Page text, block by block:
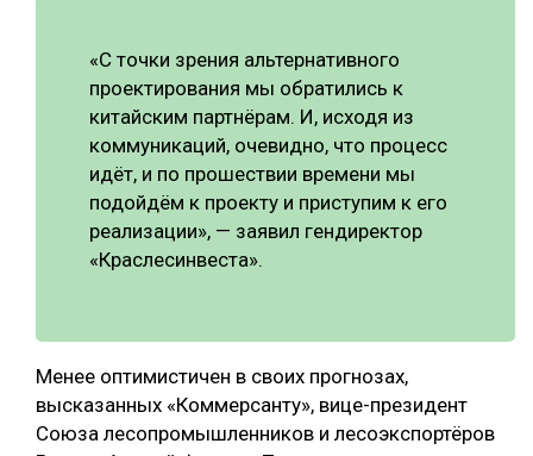
«С точки зрения альтернативного
проектирования мы обратились к
китайским партнёрам. И, исходя из
коммуникаций, очевидно, что процесс
идёт, и по прошествии времени мы
подойдём к проекту и приступим к его
реализации», — заявил гендиректор
«Краслесинвеста».
Менее оптимистичен в своих прогнозах,
высказанных «Коммерсанту», вице-президент
Союза лесопромышленников и лесоэкспортёров